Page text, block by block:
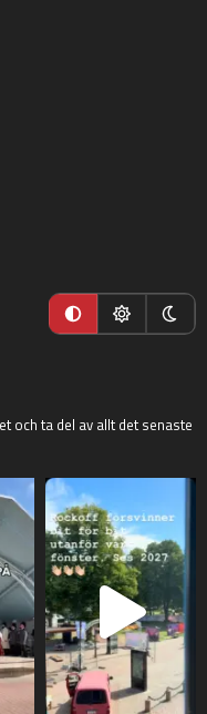
och ta del av allt det senaste